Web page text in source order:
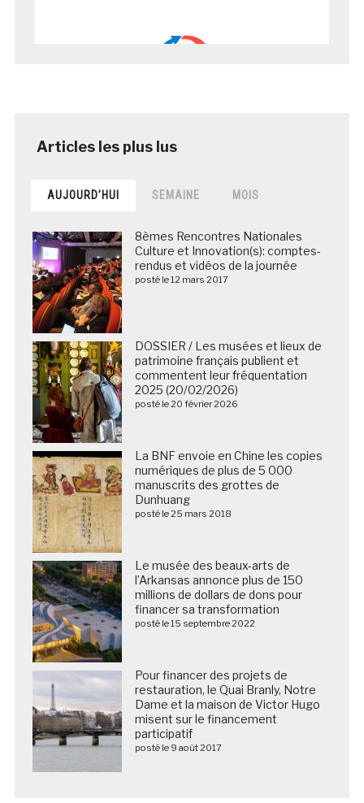
AUJOURD’HUI SEMAINE MOIS
8èmes Rencontres Nationales
Culture et Innovation(s): comptes-
rendus et vidéos de la journée
posté le 12 mars 2017
DOSSIER / Les musées et lieux de
patrimoine français publient et
commentent leur fréquentation
2025 (20/02/2026)
posté le 20 février 2026
La BNF envoie en Chine les copies
numériques de plus de 5 000
manuscrits des grottes de
Dunhuang
posté le 25 mars 2018
Le musée des beaux-arts de
l’Arkansas annonce plus de 150
millions de dollars de dons pour
financer sa transformation
posté le 15 septembre 2022
Pour financer des projets de
restauration, le Quai Branly, Notre
Dame et la maison de Victor Hugo
misent sur le financement
participatif
posté le 9 août 2017